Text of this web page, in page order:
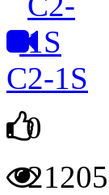
C2-1S
0
21205